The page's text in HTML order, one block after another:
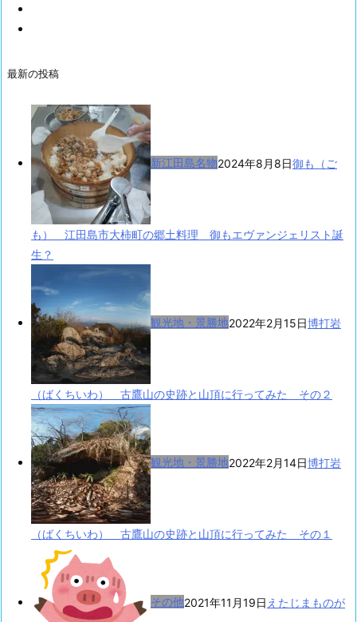
最新の投稿
新江田島名物2024年8月8日御も（ご
も） 江田島市大柿町の郷土料理 御もエヴァンジェリスト誕
生？
観光地・景勝地2022年2月15日博打岩
（ばくちいわ） 古鷹山の史跡と山頂に行ってみた その２
観光地・景勝地2022年2月14日博打岩
（ばくちいわ） 古鷹山の史跡と山頂に行ってみた その１
その他2021年11月19日 えたじまものが